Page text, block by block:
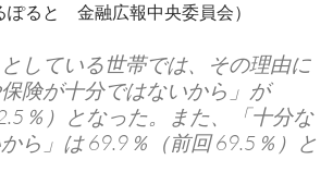
ぽると 金融広報中央委員会）
としている世帯では、その理由に
険が十分ではないから」が
％）となった。また、「十分な
ら」は 69.9％（前回 69.5％）と